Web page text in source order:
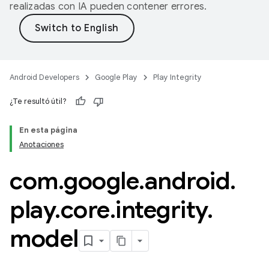
realizadas con IA pueden contener errores.
Android Developers Google Play Play Integrity
¿Te resultó útil?
En esta página
Anotaciones
com.google.android.
play.core.integrity.
model